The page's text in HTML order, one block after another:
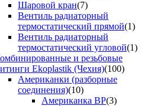
Шаровой кран(7)
Вентиль радиаторный
термостатический прямой(1)
Вентиль радиаторный
термостатический угловой(1)
и резьбовые
Ekoplastik (Чехия)(100)
Американки (разборные
соединения)(10)
Американка ВР(3)